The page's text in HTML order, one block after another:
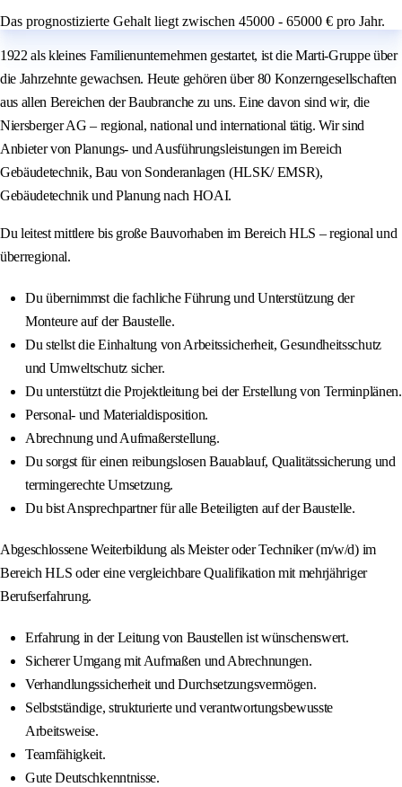
Das prognostizierte Gehalt liegt zwischen 45000 - 65000 € pro Jahr.
1922 als kleines Familienunternehmen gestartet, ist die Marti-Gruppe über
die Jahrzehnte gewachsen. Heute gehören über 80 Konzerngesellschaften
aus allen Bereichen der Baubranche zu uns. Eine davon sind wir, die
Niersberger AG – regional, national und international tätig. Wir sind
Anbieter von Planungs- und Ausführungsleistungen im Bereich
Gebäudetechnik, Bau von Sonderanlagen (HLSK/ EMSR),
Gebäudetechnik und Planung nach HOAI.
Du leitest mittlere bis große Bauvorhaben im Bereich HLS – regional und
überregional.
Du übernimmst die fachliche Führung und Unterstützung der
Monteure auf der Baustelle.
Du stellst die Einhaltung von Arbeitssicherheit, Gesundheitsschutz
und Umweltschutz sicher.
Du unterstützt die Projektleitung bei der Erstellung von Terminplänen.
Personal‑ und Materialdisposition.
Abrechnung und Aufmaßerstellung.
Du sorgst für einen reibungslosen Bauablauf, Qualitätssicherung und
termingerechte Umsetzung.
Du bist Ansprechpartner für alle Beteiligten auf der Baustelle.
Abgeschlossene Weiterbildung als Meister oder Techniker (m/w/d) im
Bereich HLS oder eine vergleichbare Qualifikation mit mehrjähriger
Berufserfahrung.
Erfahrung in der Leitung von Baustellen ist wünschenswert.
Sicherer Umgang mit Aufmaßen und Abrechnungen.
Verhandlungssicherheit und Durchsetzungsvermögen.
Selbstständige, strukturierte und verantwortungsbewusste
Arbeitsweise.
Teamfähigkeit.
Gute Deutschkenntnisse.